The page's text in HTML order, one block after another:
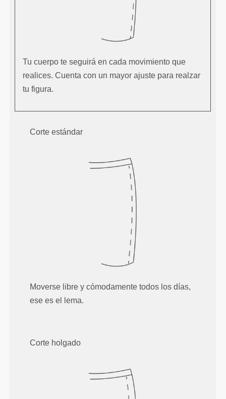
Tu cuerpo te seguirá en cada movimiento que
realices. Cuenta con un mayor ajuste para realzar
tu figura.
Corte estándar
Moverse libre y cómodamente todos los días,
ese es el lema.
Corte holgado